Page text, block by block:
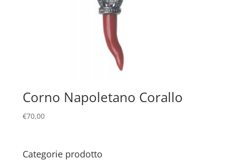
Corno Napoletano Corallo
€70,00
Categorie prodotto